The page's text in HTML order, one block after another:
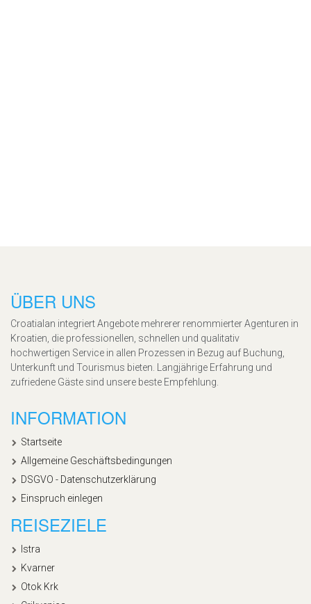
ÜBER UNS
Croatialan integriert Angebote mehrerer renommierter Agenturen in
Kroatien, die professionellen, schnellen und qualitativ
hochwertigen Service in allen Prozessen in Bezug auf Buchung,
Unterkunft und Tourismus bieten. Langjährige Erfahrung und
zufriedene Gäste sind unsere beste Empfehlung.
INFORMATION
Startseite
Allgemeine Geschäftsbedingungen
DSGVO - Datenschutzerklärung
Einspruch einlegen
REISEZIELE
Istra
Kvarner
Otok Krk